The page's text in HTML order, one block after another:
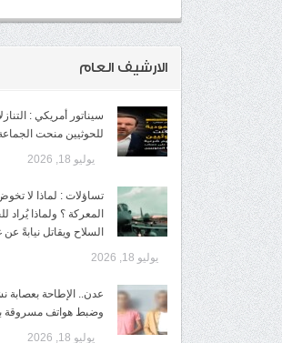
الارشيف العام
سيناتور أمريكي :
للحوثيين منحت
يوليو 18, 2026
تساؤلات : لماذا لا
المعركة ؟ ولماذا يُراد
السلاح ويقاتل نيابةً عن
يوليو 18, 2026
عدن.. الإطاحة بعصابة
وضبط هواتف مسروقة
يوليو 18, 2026